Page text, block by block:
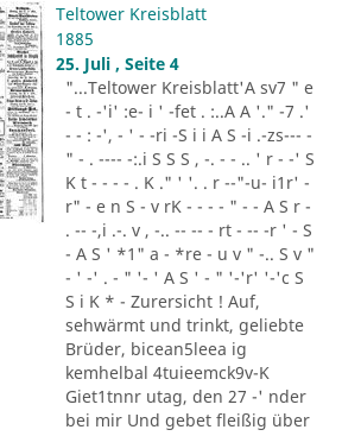
Teltower Kreisblatt
1885
25. Juli , Seite 4
"...Teltower Kreisblatt'A sv7 " e
- t . -'i' :e- i ' -fet . :..A A '." -7 .'
- - : -', - ' - -ri -S i i A S -i .-zs--- -
" - . ---- -:.i S S S , -. - - .. ' r - -' S
K t - - - - . K ." ' '. . r --"-u- i1r' -
r" - e n S - v rK - - - - " - - A S r -
. -- -,i .-. v , -.. -- -- - rt - -- -r ' - S
- A S ' *1" a - *re - u v " -.. S v "
- ' -' . - " '- ' A S ' - " '-'r' '-'c S
S i K * - Zurersicht ! Auf,
sehwärmt und trinkt, geliebte
Brüder, bicean5leea ig
kemhelbal 4tuieemck9v-K
Giet1tnnr utag, den 27 -' nder
bei mir Und gebet fleißig über